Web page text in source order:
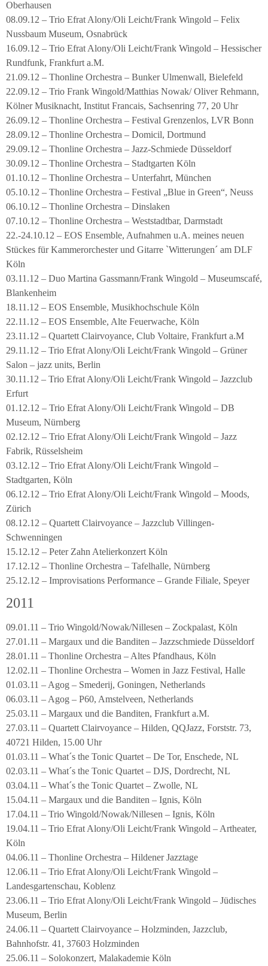
Oberhausen
08.09.12 – Trio Efrat Alony/Oli Leicht/Frank Wingold – Felix
Nussbaum Museum, Osnabrück
16.09.12 – Trio Efrat Alony/Oli Leicht/Frank Wingold – Hessischer
Rundfunk, Frankfurt a.M.
21.09.12 – Thonline Orchestra – Bunker Ulmenwall, Bielefeld
22.09.12 – Trio Frank Wingold/Matthias Nowak/ Oliver Rehmann,
Kölner Musiknacht, Institut Francais, Sachsenring 77, 20 Uhr
26.09.12 – Thonline Orchestra – Festival Grenzenlos, LVR Bonn
28.09.12 – Thonline Orchestra – Domicil, Dortmund
29.09.12 – Thonline Orchestra – Jazz-Schmiede Düsseldorf
30.09.12 – Thonline Orchestra – Stadtgarten Köln
01.10.12 – Thonline Orchestra – Unterfahrt, München
05.10.12 – Thonline Orchestra – Festival „Blue in Green“, Neuss
06.10.12 – Thonline Orchestra – Dinslaken
07.10.12 – Thonline Orchestra – Weststadtbar, Darmstadt
22.-24.10.12 – EOS Ensemble, Aufnahmen u.A. meines neuen
Stückes für Kammerorchester und Gitarre `Witterungen´ am DLF
Köln
03.11.12 – Duo Martina Gassmann/Frank Wingold – Museumscafé,
Blankenheim
18.11.12 – EOS Ensemble, Musikhochschule Köln
22.11.12 – EOS Ensemble, Alte Feuerwache, Köln
23.11.12 – Quartett Clairvoyance, Club Voltaire, Frankfurt a.M
29.11.12 – Trio Efrat Alony/Oli Leicht/Frank Wingold – Grüner
Salon – jazz units, Berlin
30.11.12 – Trio Efrat Alony/Oli Leicht/Frank Wingold – Jazzclub
Erfurt
01.12.12 – Trio Efrat Alony/Oli Leicht/Frank Wingold – DB
Museum, Nürnberg
02.12.12 – Trio Efrat Alony/Oli Leicht/Frank Wingold – Jazz
Fabrik, Rüsselsheim
03.12.12 – Trio Efrat Alony/Oli Leicht/Frank Wingold –
Stadtgarten, Köln
06.12.12 – Trio Efrat Alony/Oli Leicht/Frank Wingold – Moods,
Zürich
08.12.12 – Quartett Clairvoyance – Jazzclub Villingen-
Schwenningen
15.12.12 – Peter Zahn Atelierkonzert Köln
17.12.12 – Thonline Orchestra – Tafelhalle, Nürnberg
25.12.12 – Improvisations Performance – Grande Filiale, Speyer
2011
09.01.11 – Trio Wingold/Nowak/Nillesen – Zockpalast, Köln
27.01.11 – Margaux und die Banditen – Jazzschmiede Düsseldorf
28.01.11 – Thonline Orchestra – Altes Pfandhaus, Köln
12.02.11 – Thonline Orchestra – Women in Jazz Festival, Halle
01.03.11 – Agog – Smederij, Goningen, Netherlands
06.03.11 – Agog – P60, Amstelveen, Netherlands
25.03.11 – Margaux und die Banditen, Frankfurt a.M.
27.03.11 – Quartett Clairvoyance – Hilden, QQJazz, Forststr. 73,
40721 Hilden, 15.00 Uhr
01.03.11 – What´s the Tonic Quartet – De Tor, Enschede, NL
02.03.11 – What´s the Tonic Quartet – DJS, Dordrecht, NL
03.04.11 – What´s the Tonic Quartet – Zwolle, NL
15.04.11 – Margaux und die Banditen – Ignis, Köln
17.04.11 – Trio Wingold/Nowak/Nillesen – Ignis, Köln
19.04.11 – Trio Efrat Alony/Oli Leicht/Frank Wingold – Artheater,
Köln
04.06.11 – Thonline Orchestra – Hildener Jazztage
12.06.11 – Trio Efrat Alony/Oli Leicht/Frank Wingold –
Landesgartenschau, Koblenz
23.06.11 – Trio Efrat Alony/Oli Leicht/Frank Wingold – Jüdisches
Museum, Berlin
24.06.11 – Quartett Clairvoyance – Holzminden, Jazzclub,
Bahnhofstr. 41, 37603 Holzminden
25.06.11 – Solokonzert, Malakademie Köln